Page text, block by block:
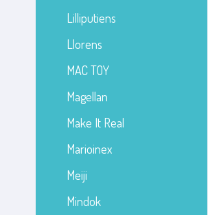
Lilliputiens
Llorens
MAC TOY
Magellan
Make It Real
Marioinex
Meiji
Mindok